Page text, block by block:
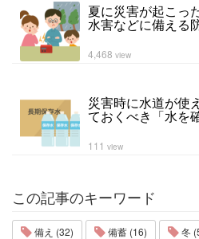
夏に災害が起こっ
水害などに備える
4,468 view
災害時に水道が使
ておくべき「水を
111 view
この記事のキーワード
備え (32) 備蓄 (16) 冬